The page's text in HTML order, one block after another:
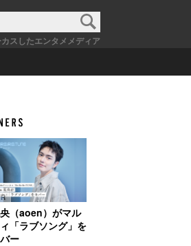
カスしたエンタメメディア
（aoen）がマル
「ラブソング」を
ー